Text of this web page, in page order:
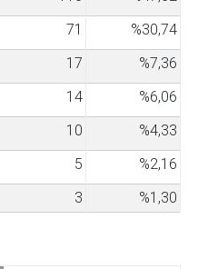
71
%30,74
17
%7,36
14
%6,06
10
%4,33
5
%2,16
3 %1,30